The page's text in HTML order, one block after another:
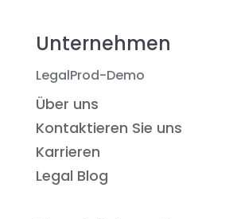
Unternehmen
LegalProd-Demo
Über uns
Kontaktieren Sie uns
Karrieren
Legal Blog